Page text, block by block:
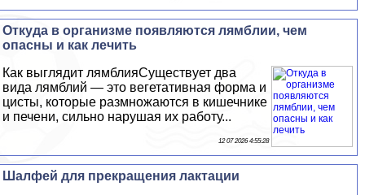
Откуда в организме появляются лямблии, чем
опасны и как лечить
Как выглядит лямблияСуществует два
вида лямблий — это вегетативная форма и
цисты, которые размножаются в кишечнике
и печени, сильно нарушая их работу...
12 07 2026 4:55:28
Шалфей для прекращения лактации